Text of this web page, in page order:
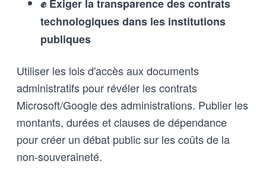
✊ Exiger la transparence des contrats
technologiques dans les institutions
publiques
Utiliser les lois d'accès aux documents
administratifs pour révéler les contrats
Microsoft/Google des administrations. Publier les
montants, durées et clauses de dépendance
pour créer un débat public sur les coûts de la
non-souveraineté.